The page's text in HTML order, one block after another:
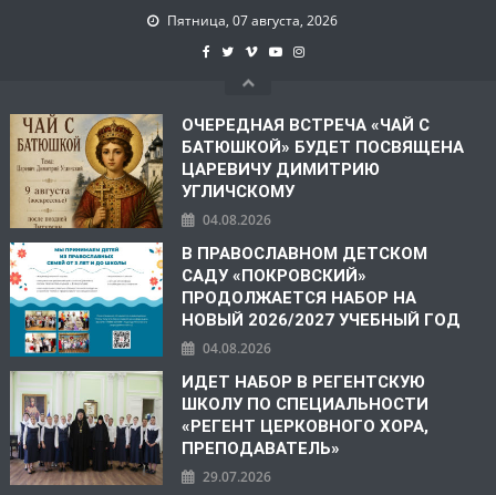
Пятница, 07 августа, 2026
ОЧЕРЕДНАЯ ВСТРЕЧА «ЧАЙ С
БАТЮШКОЙ» БУДЕТ ПОСВЯЩЕНА
ЦАРЕВИЧУ ДИМИТРИЮ
УГЛИЧСКОМУ
04.08.2026
В ПРАВОСЛАВНОМ ДЕТСКОМ
САДУ «ПОКРОВСКИЙ»
ПРОДОЛЖАЕТСЯ НАБОР НА
НОВЫЙ 2026/2027 УЧЕБНЫЙ ГОД
04.08.2026
ИДЕТ НАБОР В РЕГЕНТСКУЮ
ШКОЛУ ПО СПЕЦИАЛЬНОСТИ
«РЕГЕНТ ЦЕРКОВНОГО ХОРА,
ПРЕПОДАВАТЕЛЬ»
29.07.2026